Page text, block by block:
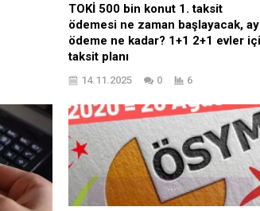
TOKİ 500 bin konut 1. taksit
ödemesi ne zaman başlayacak,
ödeme ne kadar? 1+1 2+1 evler
taksit planı
14.11.2025 0 6